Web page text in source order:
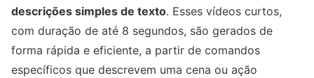
descrições simples de texto. Esses vídeos curtos,
com duração de até 8 segundos, são gerados de
forma rápida e eficiente, a partir de comandos
específicos que descrevem uma cena ou ação